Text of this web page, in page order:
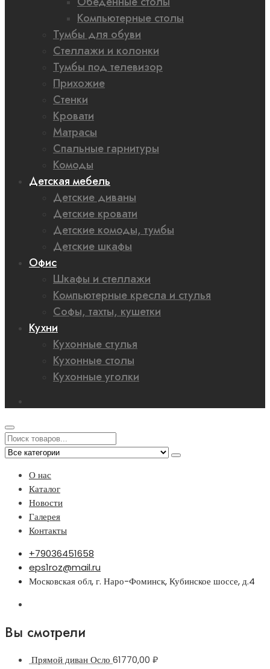
Компьютерные столы
Тумбы для обуви
Стеллажи и колонки
Тумбы под телевизор
Прихожие
Стенки
Кровати
Матрасы
Спальные гарнитуры
Комоды
Детская мебель
Детские диваны
Детские кровати
Детские комоды, тумбы
Детские шкафы
Офис
Шкафы и стеллажи
Компьютерные кресла и стулья
Софы, тахты, кушетки
Кухни
Кухонные стулья
Кухонные столы
Кухонные уголки
О нас
Каталог
Новости
Галерея
Контакты
+79036451658
eps1roz@mail.ru
Московская обл, г. Наро-Фоминск, Кубинское шоссе, д.4
Вы смотрели
Прямой диван Осло 61770,00 ₽